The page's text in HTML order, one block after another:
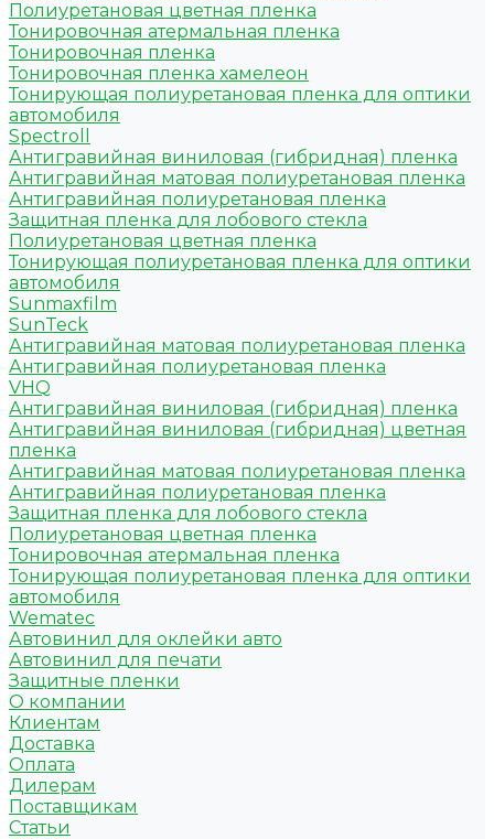
Полиуретановая цветная пленка
Тонировочная атермальная пленка
Тонировочная пленка
Тонировочная пленка хамелеон
Тонирующая полиуретановая пленка для оптики
автомобиля
Spectroll
Антигравийная виниловая (гибридная) пленка
Антигравийная матовая полиуретановая пленка
Антигравийная полиуретановая пленка
Защитная пленка для лобового стекла
Полиуретановая цветная пленка
Тонирующая полиуретановая пленка для оптики
автомобиля
Sunmaxfilm
SunTeck
Антигравийная матовая полиуретановая пленка
Антигравийная полиуретановая пленка
VHQ
Антигравийная виниловая (гибридная) пленка
Антигравийная виниловая (гибридная) цветная
пленка
Антигравийная матовая полиуретановая пленка
Антигравийная полиуретановая пленка
Защитная пленка для лобового стекла
Полиуретановая цветная пленка
Тонировочная атермальная пленка
Тонирующая полиуретановая пленка для оптики
автомобиля
Wematec
Автовинил для оклейки авто
Автовинил для печати
Защитные пленки
О компании
Клиентам
Доставка
Оплата
Дилерам
Поставщикам
Статьи